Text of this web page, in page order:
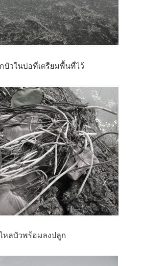
บัวในบ่อที่เตรียมพื้นที่ไว้
หลบัวพร้อมลงปลูก